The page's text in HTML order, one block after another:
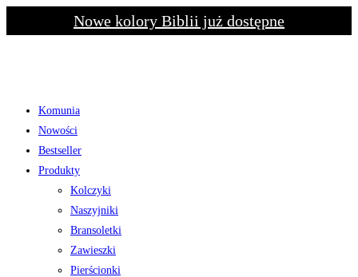
to
Nowe kolory Biblii już dostępne
Komunia
Nowości
Bestseller
Produkty
Kolczyki
Naszyjniki
Bransoletki
Zawieszki
Pierścionki